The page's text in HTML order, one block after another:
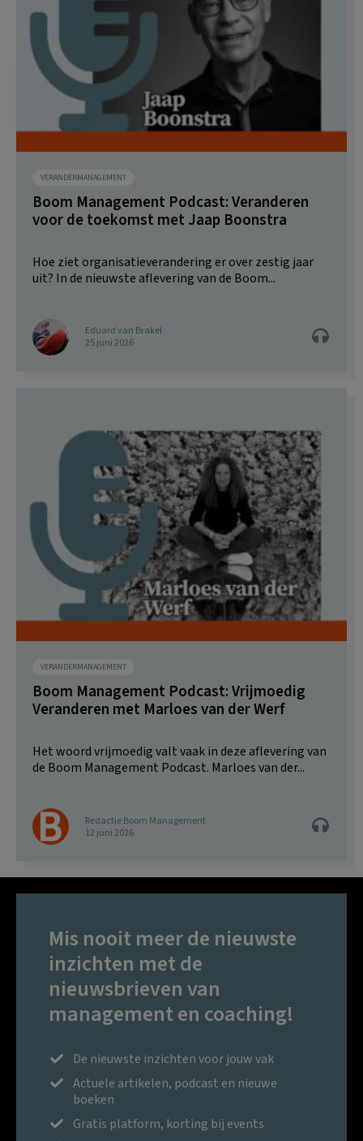
VERANDERMANAGEMENT
Boom Management Podcast: Veranderen
voor de toekomst met Jaap Boonstra
Hoe ziet organisatieverandering er over zestig jaar
uit? In de nieuwste aflevering van de Boom...
Eduard van Brakel
25 juni 2026
VERANDERMANAGEMENT
Boom Management Podcast: Vrijmoedig
Veranderen met Marloes van der Werf
Het woord vrijmoedig valt vaak in deze aflevering van
de Boom Management Podcast. Marloes van der...
Redactie Boom Management
12 juni 2026
Mis nooit meer de nieuwste
inzichten met de
nieuwsbrieven van
management en coaching!
De nieuwste inzichten voor jouw vak
Actuele artikelen, podcast en nieuwe
boeken
Gratis platform, korting bij events